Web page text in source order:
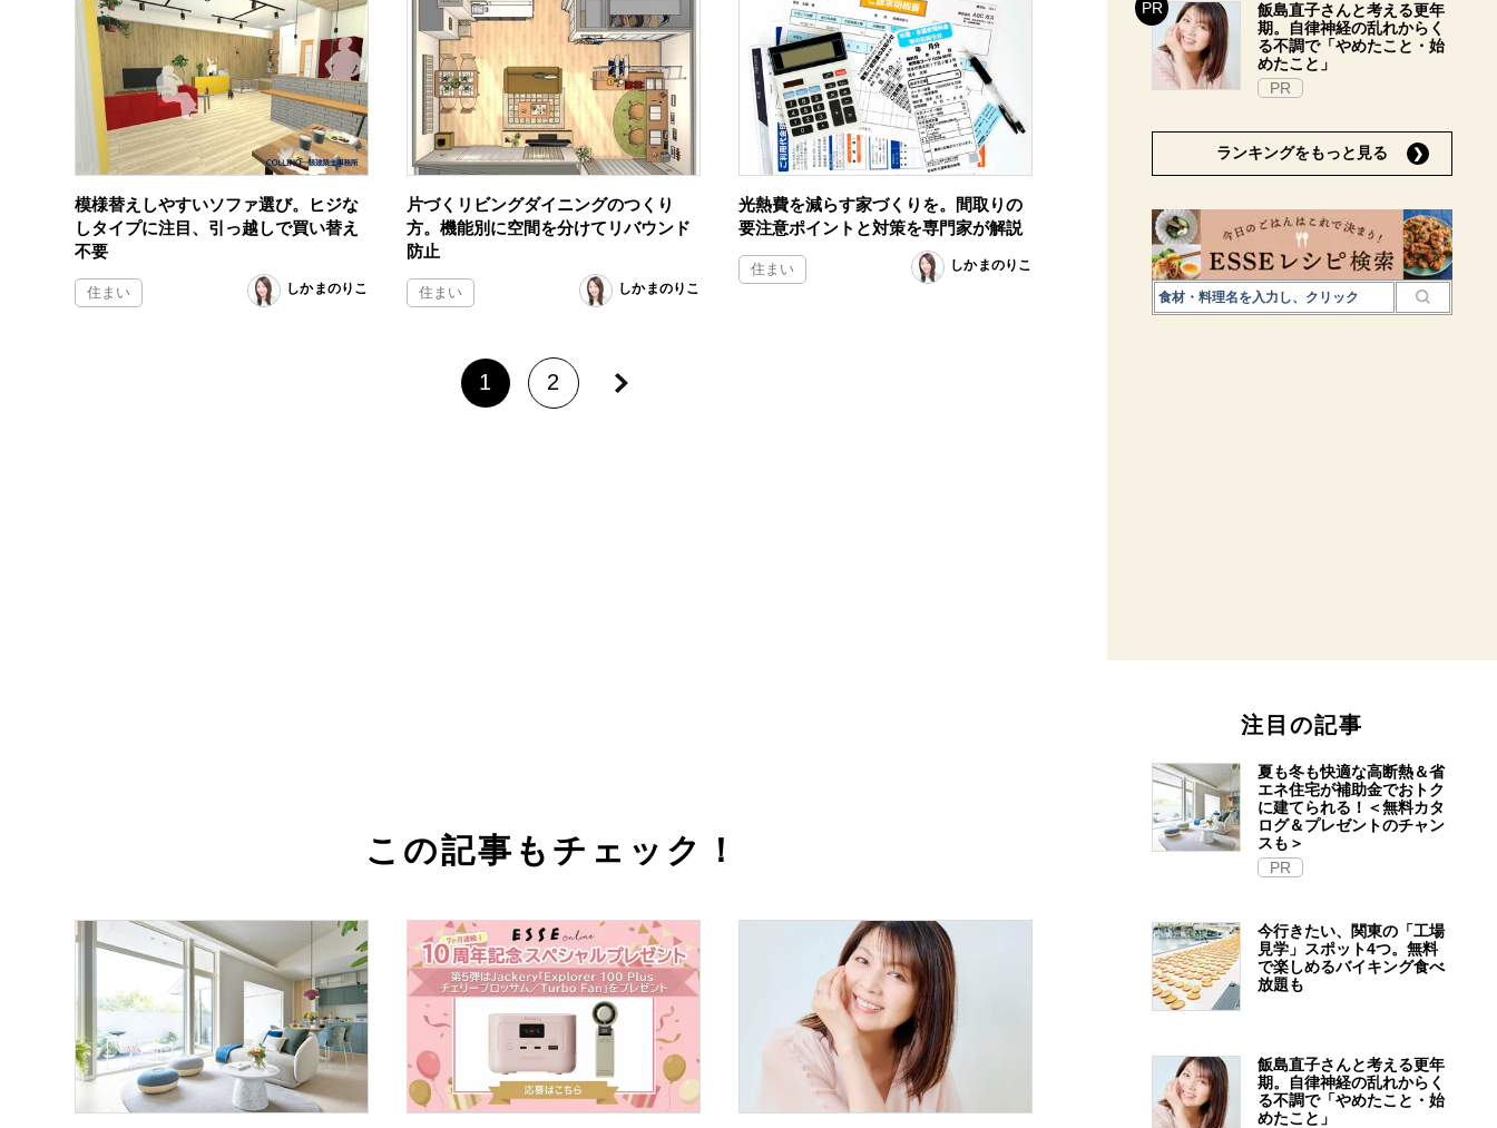
模様替えしやすいソファ選び。ヒジな
しタイプに注目、引っ越しで買い替え
不要
住まい しかまのりこ
片づくリビングダイニングのつくり
方。機能別に空間を分けてリバウンド
防止
住まい しかまのりこ
光熱費を減らす家づくりを。間取りの
要注意ポイントと対策を専門家が解説
住まい しかまのりこ
1 2
この記事もチェック！
飯島直子さんと考える更年
期。自律神経の乱れからく
る不調で「やめたこと・始
めたこと」
PR
ランキングをもっと見る
注目の記事
夏も冬も快適な高断熱＆省
エネ住宅が補助金でおトク
に建てられる！＜無料カタ
ログ＆プレゼントのチャン
スも＞
PR
今行きたい、関東の「工場
見学」スポット4つ。無料
で楽しめるバイキング食べ
放題も
飯島直子さんと考える更年
期。自律神経の乱れからく
る不調で「やめたこと・始
めたこと」